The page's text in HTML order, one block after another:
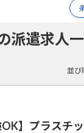
派遣求人
並び
OK】プラスチ